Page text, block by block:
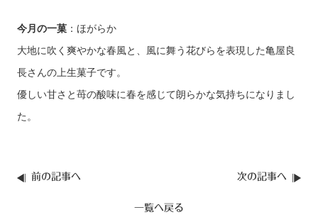
今月の一菓：ほがらか
大地に吹く爽やかな春風と、風に舞う花びらを表現した亀屋良
長さんの上生菓子です。
優しい甘さと苺の酸味に春を感じて朗らかな気持ちになりまし
た。
前の記事へ 次の記事へ
一覧へ戻る